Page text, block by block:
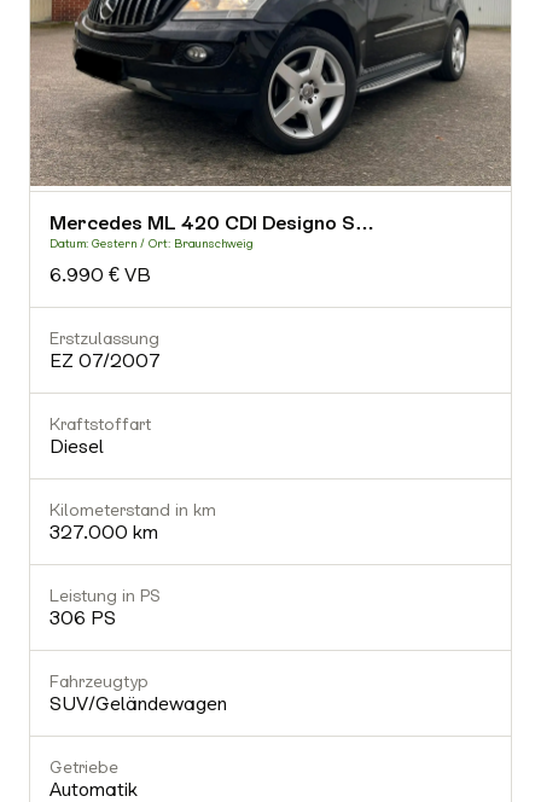
Kraftstoffart
-
Kilometerstand in km
-
Mercedes ML 420 CDI Designo S…
Datum: Gestern / Ort: Braunschweig
6.990 € VB
Erstzulassung
EZ 07/2007
Kraftstoffart
Diesel
Kilometerstand in km
327.000 km
Leistung in PS
306 PS
Fahrzeugtyp
SUV/Geländewagen
Getriebe
Automatik